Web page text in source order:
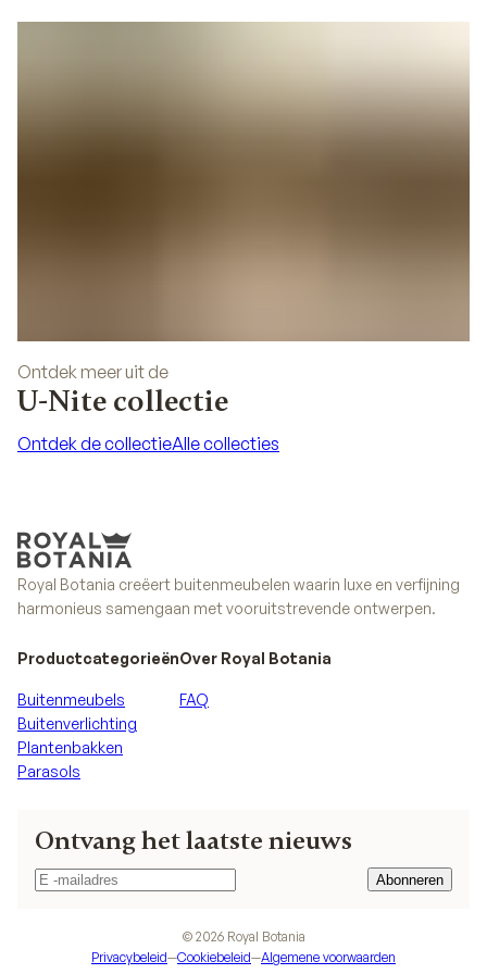
Ontdek meer uit de
U-Nite collectie
Ontdek de collectieAlle collecties
Royal Botania creëert buitenmeubelen waarin luxe en verfijning
harmonieus samengaan met vooruitstrevende ontwerpen.
Ontvang het laatste nieuws
Abonneren
Abonneren
Productcategorieën
Buitenmeubels
Buitenverlichting
Plantenbakken
Parasols
Over Royal Botania
FAQ
© 2026 Royal Botania
Privacybeleid—Cookiebeleid—Algemene voorwaarden